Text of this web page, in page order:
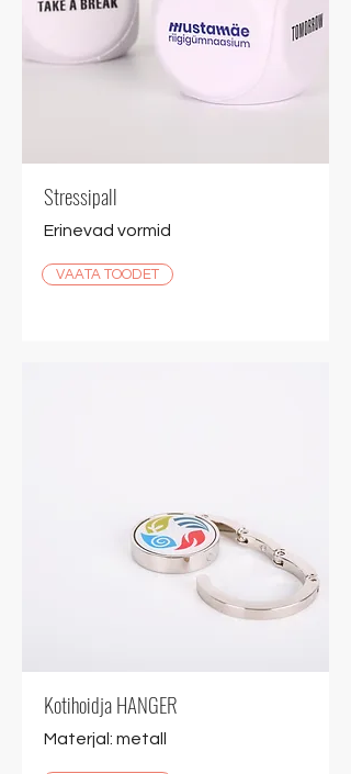
Stressipall
Erinevad vormid
VAATA TOODET
Kotihoidja HANGER
Materjal: metall